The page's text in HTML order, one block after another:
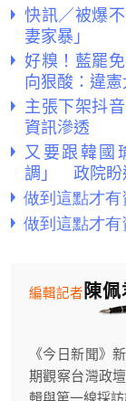
快訊／被爆
妻家暴」
好糗！藍罷
向狠酸：違
主張下架抖
資訊滲透
又要跟韓國
調」 政院盼
陳佩
編輯記者
《今日新聞》
期觀察台灣政
輯與第一線採